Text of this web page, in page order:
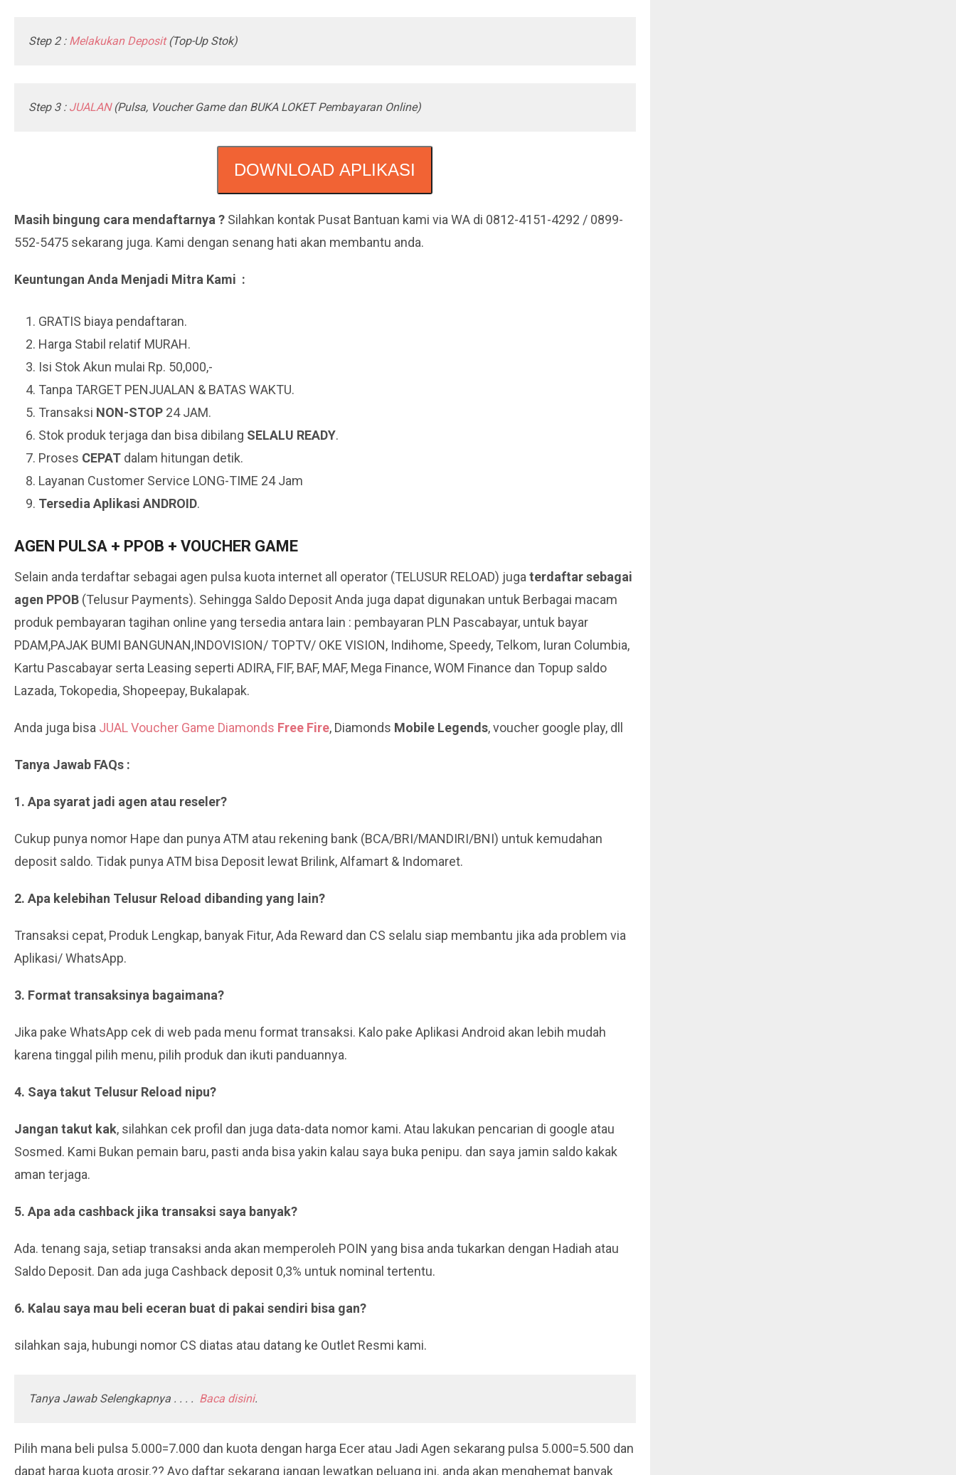
Step 2 : Melakukan Deposit(Top-Up Stok)
Step 3 : JUALAN(Pulsa, Voucher Game dan BUKA LOKET Pembayaran Online)
DOWNLOAD APLIKASI
Masih bingung cara mendaftarnya ? Silahkan kontak Pusat Bantuan kami via WA di 0812-4151-4292 / 0899-
552-5475 sekarang juga. Kami dengan senang hati akan membantu anda.
Keuntungan Anda Menjadi Mitra Kami :
GRATIS biaya pendaftaran.
Harga Stabil relatif MURAH.
Isi Stok Akun mulai Rp. 50,000,-
Tanpa TARGET PENJUALAN & BATAS WAKTU.
Transaksi NON-STOP 24 JAM.
Stok produk terjaga dan bisa dibilang SELALU READY.
Proses CEPAT dalam hitungan detik.
Layanan Customer Service LONG-TIME 24 Jam
Tersedia Aplikasi ANDROID.
AGEN PULSA + PPOB + VOUCHER GAME
Selain anda terdaftar sebagai agen pulsa kuota internet all operator (TELUSUR RELOAD) juga terdaftar sebagai
agen PPOB (Telusur Payments). Sehingga Saldo Deposit Anda juga dapat digunakan untuk Berbagai macam
produk pembayaran tagihan online yang tersedia antara lain : pembayaran PLN Pascabayar, untuk bayar
PDAM,PAJAK BUMI BANGUNAN,INDOVISION/ TOPTV/ OKE VISION, Indihome, Speedy, Telkom, Iuran Columbia,
Kartu Pascabayar serta Leasing seperti ADIRA, FIF, BAF, MAF, Mega Finance, WOM Finance dan Topup saldo
Lazada, Tokopedia, Shopeepay, Bukalapak.
Anda juga bisa JUAL Voucher Game Diamonds Free Fire, Diamonds Mobile Legends, voucher google play, dll
Tanya Jawab FAQs :
1. Apa syarat jadi agen atau reseler?
Cukup punya nomor Hape dan punya ATM atau rekening bank (BCA/BRI/MANDIRI/BNI) untuk kemudahan
deposit saldo. Tidak punya ATM bisa Deposit lewat Brilink, Alfamart & Indomaret.
2. Apa kelebihan Telusur Reload dibanding yang lain?
Transaksi cepat, Produk Lengkap, banyak Fitur, Ada Reward dan CS selalu siap membantu jika ada problem via
Aplikasi/ WhatsApp.
3. Format transaksinya bagaimana?
Jika pake WhatsApp cek di web pada menu format transaksi. Kalo pake Aplikasi Android akan lebih mudah
karena tinggal pilih menu, pilih produk dan ikuti panduannya.
4. Saya takut Telusur Reload nipu?
Jangan takut kak, silahkan cek profil dan juga data-data nomor kami. Atau lakukan pencarian di google atau
Sosmed. Kami Bukan pemain baru, pasti anda bisa yakin kalau saya buka penipu. dan saya jamin saldo kakak
aman terjaga.
5. Apa ada cashback jika transaksi saya banyak?
Ada. tenang saja, setiap transaksi anda akan memperoleh POIN yang bisa anda tukarkan dengan Hadiah atau
Saldo Deposit. Dan ada juga Cashback deposit 0,3% untuk nominal tertentu.
6. Kalau saya mau beli eceran buat di pakai sendiri bisa gan?
silahkan saja, hubungi nomor CS diatas atau datang ke Outlet Resmi kami.
Tanya Jawab Selengkapnya . . . . Baca disini.
Pilih mana beli pulsa 5.000=7.000 dan kuota dengan harga Ecer atau Jadi Agen sekarang pulsa 5.000=5.500 dan
dapat harga kuota grosir.?? Ayo daftar sekarang jangan lewatkan peluang ini. anda akan menghemat banyak